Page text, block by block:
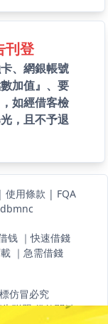
刊登
、網銀帳號
加值』、要
如經借客檢
，且不予退
使用條款 | FQA
钱 ｜快速借錢
｜ 急需借錢
仿冒必究
聯盟 借款關鍵